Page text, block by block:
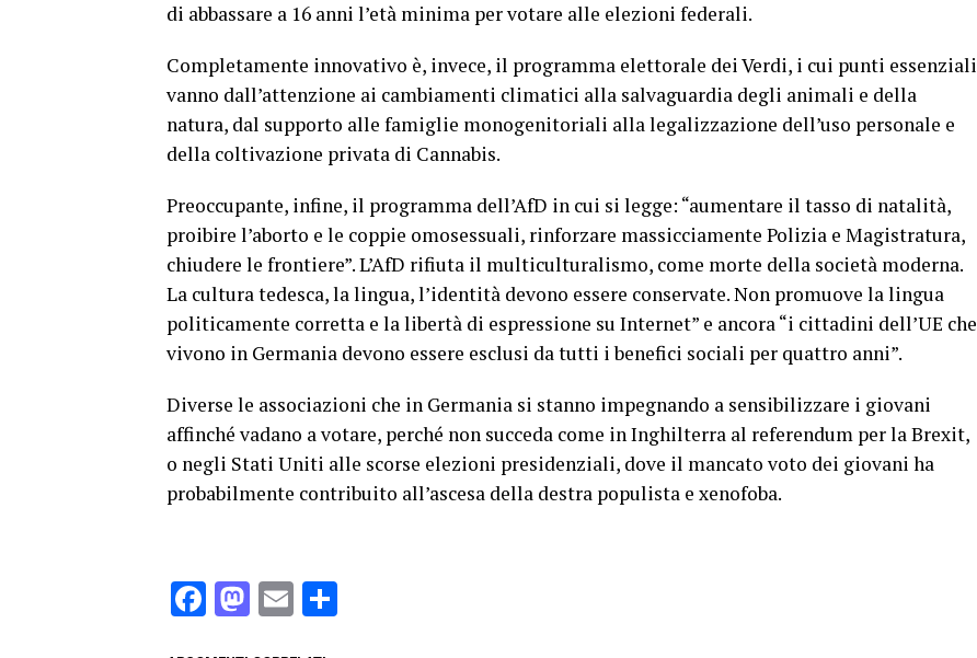
di abbassare a 16 anni l’età minima per votare alle elezioni federali.
Completamente innovativo è, invece, il programma elettorale dei Verdi, i cui punti essenziali
vanno dall’attenzione ai cambiamenti climatici alla salvaguardia degli animali e della
natura, dal supporto alle famiglie monogenitoriali alla legalizzazione dell’uso personale e
della coltivazione privata di Cannabis.
Preoccupante, infine, il programma dell’AfD in cui si legge: “aumentare il tasso di natalità,
proibire l’aborto e le coppie omosessuali, rinforzare massicciamente Polizia e Magistratura,
chiudere le frontiere”. L’AfD rifiuta il multiculturalismo, come morte della società moderna.
La cultura tedesca, la lingua, l’identità devono essere conservate. Non promuove la lingua
politicamente corretta e la libertà di espressione su Internet” e ancora “i cittadini dell’UE che
vivono in Germania devono essere esclusi da tutti i benefici sociali per quattro anni”.
Diverse le associazioni che in Germania si stanno impegnando a sensibilizzare i giovani
affinché vadano a votare, perché non succeda come in Inghilterra al referendum per la Brexit,
o negli Stati Uniti alle scorse elezioni presidenziali, dove il mancato voto dei giovani ha
probabilmente contribuito all’ascesa della destra populista e xenofoba.
Facebook
Mastodon
Email